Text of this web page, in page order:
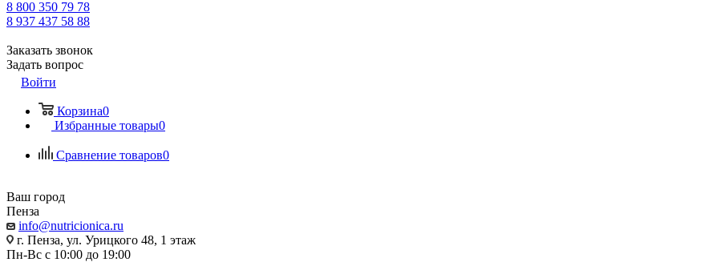
8 800 350 79 78
8 937 437 58 88
Заказать звонок
Задать вопрос
Войти
Корзина0
Избранные товары0
Сравнение товаров0
Ваш город
Пенза
info@nutricionica.ru
г. Пенза, ул. Урицкого 48, 1 этаж
Пн-Вс с 10:00 до 19:00